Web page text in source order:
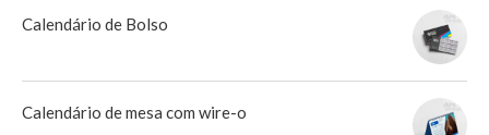
Calendário de Bolso
Calendário de mesa com wire-o